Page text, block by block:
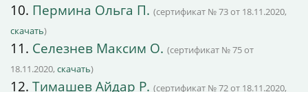
10. Пермина Ольга П. (сертификат № 73 от 18.11.2020,
скачать)
11. Селезнев Максим О. (сертификат № 75 от
18.11.2020, скачать)
12. Тимашев Айдар Р. (сертификат № 72 от 18.11.2020,